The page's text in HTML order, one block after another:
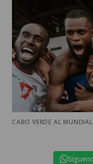
CABO VERDE AL